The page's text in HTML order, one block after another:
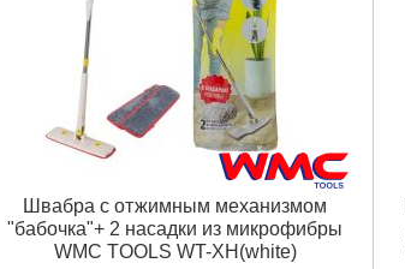
Швабра с отжимным механизмом
"бабочка"+ 2 насадки из микрофибры
WMC TOOLS WT-XH(white)